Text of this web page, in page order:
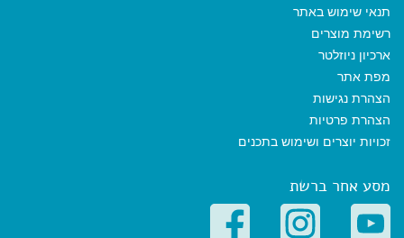
תנאי שימוש באתר
רשימת מוצרים
ארכיון ניוזלטר
מפת אתר
הצהרת נגישות
הצהרת פרטיות
זכויות יוצרים ושימוש בתכנים
מסע אחר ברשת